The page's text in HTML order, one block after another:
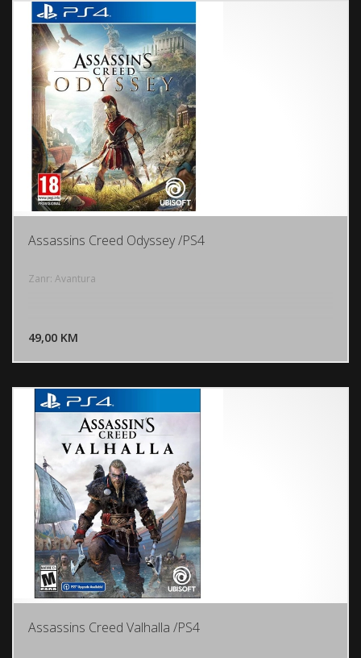
Assassins Creed Odyssey /PS4
Zanr: Avantura
49,00 KM
Assassins Creed Valhalla /PS4